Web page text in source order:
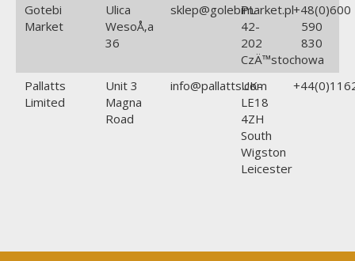
Gotebi
Market
Ulica
WesoÅ‚a
36
sklep@golebimarket.pl
PL
42-
202
CzÄ™stochowa
+48(0)600
590
830
Pallatts
Limited
Unit 3
Magna
Road
info@pallatts.com
UK-
LE18
4ZH
South
Wigston
Leicester